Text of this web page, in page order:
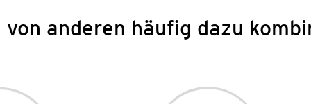
von anderen häufig dazu